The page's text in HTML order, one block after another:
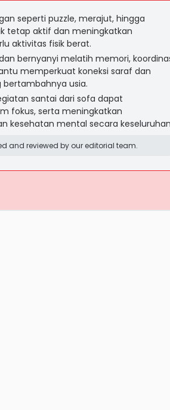
seperti puzzle, merajut, hingga
tetap aktif dan meningkatkan
aktivitas fisik berat.
bernyanyi melatih memori,
memperkuat koneksi saraf dan
bertambahnya usia.
santai dari sofa dapat
fokus, serta meningkatkan
kesehatan mental secara
and reviewed by our editorial team.